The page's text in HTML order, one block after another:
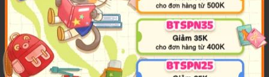
giá các sự kiện lịch sử một cách khách quan và khoa
học.
Các bài học được thiết kế với hệ thống tư liệu, hình
ảnh, câu hỏi và hoạt động học tập đa dạng, giúp học